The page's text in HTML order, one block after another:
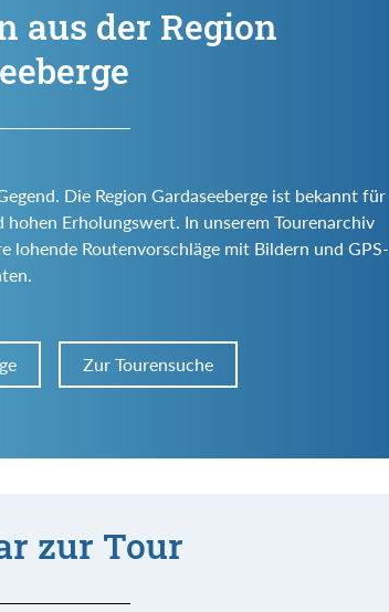
aus der Region
Die Region Gardaseeberge ist bekannt für
Erholungswert. In unserem Tourenarchiv
Routenvorschläge mit Bildern und GPS-
Zur Tourensuche
zur Tour